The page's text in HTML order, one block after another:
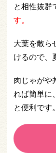
と相性抜群
す。
大葉を散ら
けるので、
肉じゃがや
れば簡単に
と便利です。